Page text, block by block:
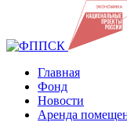
Главная
Фонд
Новости
Аренда